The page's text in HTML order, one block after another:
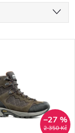
2 350 Kč
–27 %